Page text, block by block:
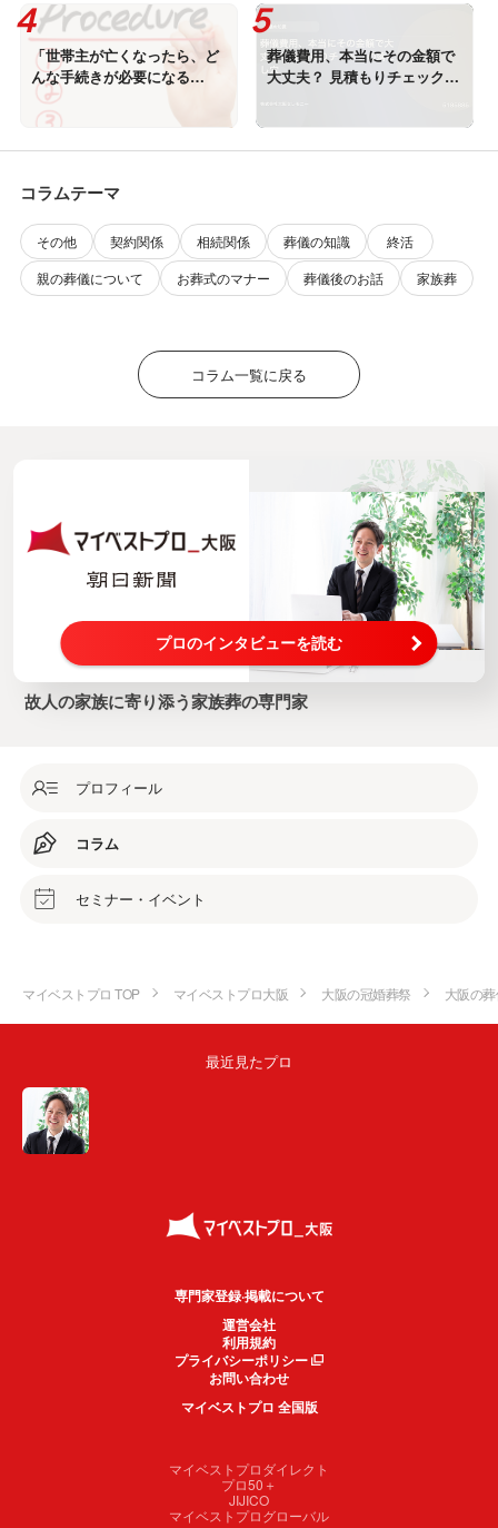
「世帯主が亡くなったら、ど
んな手続きが必要になる
の？」
葬儀費用、本当にその金額で
大丈夫？ 見積もりチェックの
コラムテーマ
その他 契約関係 相続関係 葬儀の知識
終活
親の葬儀について
お葬式のマナー 葬儀後のお話 家族葬
コラム一覧に戻る
プロのインタビューを読む
故人の家族に寄り添う家族葬の専門家
プロフィール
コラム
セミナー・イベント
マイベストプロ TOP マイベストプロ大阪 大阪の冠婚葬祭 大阪の
最近見たプロ
専門家登録·掲載について
運営会社
利用規約
プライバシーポリシー
お問い合わせ
マイベストプロ 全国版
マイベストプロダイレクト
プロ50＋
JIJICO
マイベストプログローバル